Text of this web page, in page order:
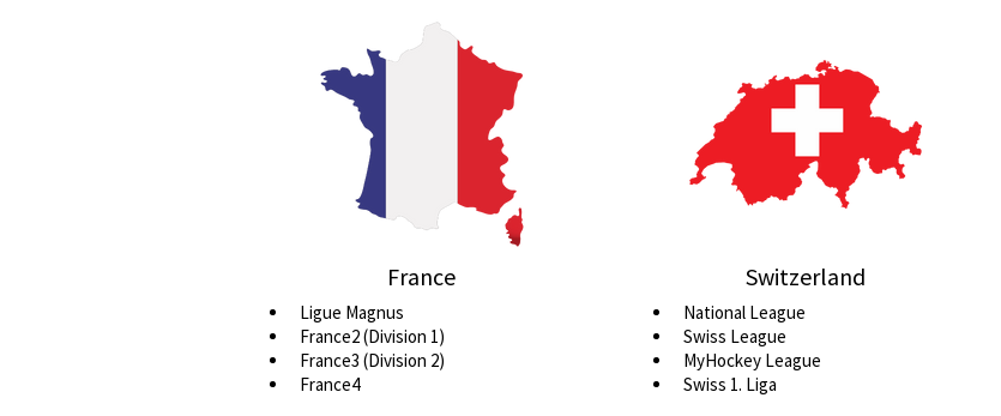
France
Ligue Magnus
France2 (Division 1)
France3 (Division 2)
France4
Switzerland
National League
Swiss League
MyHockey League
Swiss 1. Liga